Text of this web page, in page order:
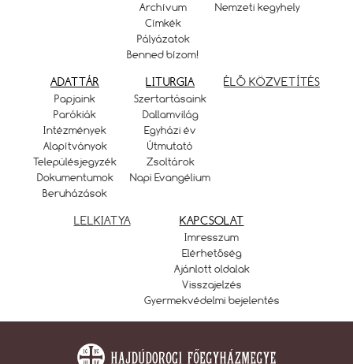
Archívum
Címkék
Pályázatok
Benned bízom!
Nemzeti kegyhely
ADATTÁR
Papjaink
Parókiák
Intézmények
Alapítványok
Településjegyzék
Dokumentumok
Beruházások
LITURGIA
Szertartásaink
Dallamvilág
Egyházi év
Útmutató
Zsoltárok
Napi Evangélium
ÉLŐ KÖZVETÍTÉS
LELKIATYA KAPCSOLAT
Imresszum
Elérhetőség
Ajánlott oldalak
Visszajelzés
Gyermekvédelmi bejelentés